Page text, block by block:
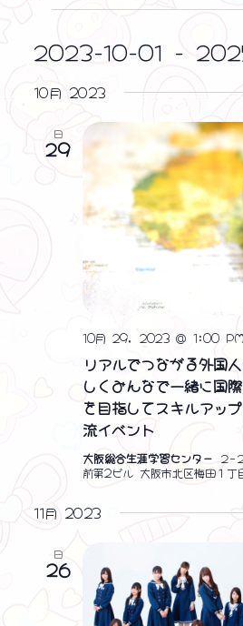
ベ
ン
2023-10-01 -
付
選
10月 2023
日
29
リアルでつながる外国
しくみんなで一緒に国
を目指してスキルアッ
流イベント
10月 29, 2023 @ 1:00 PM
大阪総合生涯学習センター ２−
前第2ビル 大阪市北区梅田１
11月 2023
日
26